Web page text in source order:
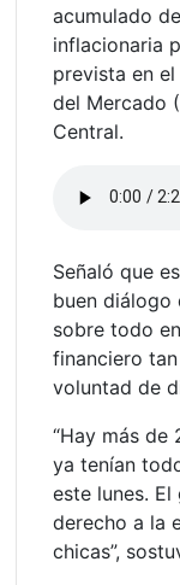
acumulado
inflacionaria
prevista en
del Mercado
Central.
Señaló que
buen diálogo
sobre todo
financiero
voluntad de
“Hay más de
ya tenían
este lunes.
derecho a la
chicas”,